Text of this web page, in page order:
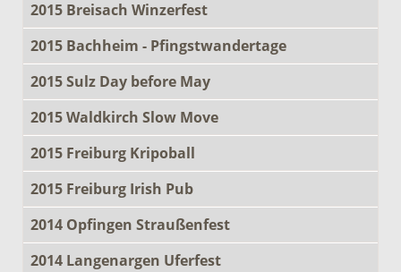
2015 Breisach Winzerfest
2015 Bachheim - Pfingstwandertage
2015 Sulz Day before May
2015 Waldkirch Slow Move
2015 Freiburg Kripoball
2015 Freiburg Irish Pub
2014 Opfingen Straußenfest
2014 Langenargen Uferfest